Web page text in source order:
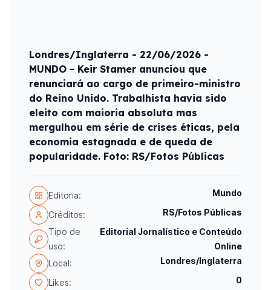
Londres/Inglaterra - 22/06/2026 -
MUNDO - Keir Stamer anunciou que
renunciará ao cargo de primeiro-ministro
do Reino Unido. Trabalhista havia sido
eleito com maioria absoluta mas
mergulhou em série de crises éticas, pela
economia estagnada e de queda de
popularidade. Foto: RS/Fotos Públicas
Editoria: Mundo
Créditos:
RS/Fotos Públicas
Tipo de
uso:
Editorial Jornalístico e Conteúdo
Online
Local:
Londres/Inglaterra
Likes: 0